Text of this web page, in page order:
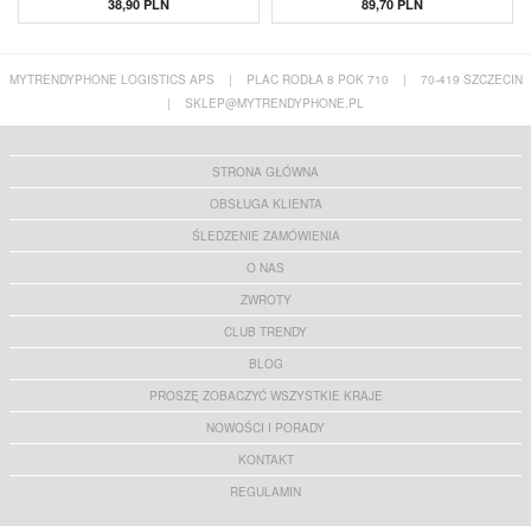
38,90 PLN 89,70 PLN
MYTRENDYPHONE LOGISTICS APS | PLAC RODŁA 8 POK 710 |
70-419 SZCZECIN
|
SKLEP@MYTRENDYPHONE.PL
STRONA GŁÓWNA
OBSŁUGA KLIENTA
ŚLEDZENIE ZAMÓWIENIA
O NAS
ZWROTY
CLUB TRENDY
BLOG
PROSZĘ ZOBACZYĆ WSZYSTKIE KRAJE
NOWOŚCI I PORADY
KONTAKT
REGULAMIN